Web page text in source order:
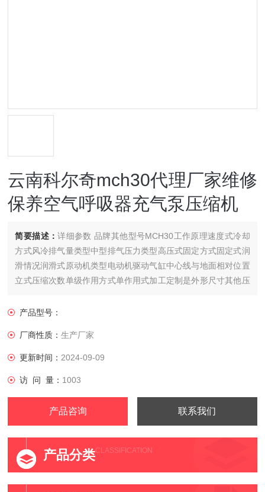
云南科尔奇mch30代理厂家维修
保养空气呼吸器充气泵压缩机
简要描述：详细参数 品牌其他型号MCH30工作原理速度式冷却
方式风冷排气量类型中型排气压力类型高压式固定方式固定式润
滑情况润滑式原动机类型电动机驱动气缸中心线与地面相对位置
立式压缩次数单级作用方式单作用式加工定制是外形尺寸其他压
产品型号：
厂商性质：生产厂家
更新时间： 2024-09-09
访 问 量： 1003
产品咨询 联系我们
产品分类CLASSIFICATION